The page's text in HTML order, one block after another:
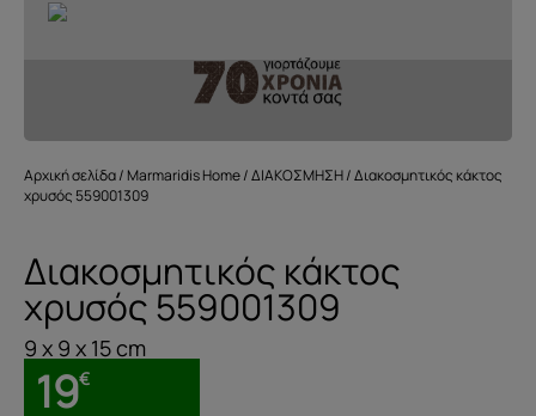
Αρχική σελίδα/ Marmaridis Home/ΔΙΑΚΟΣΜΗΣΗ/ Διακοσμητικός κάκτος
χρυσός 559001309
Διακοσμητικός κάκτος
χρυσός 559001309
9 x 9 x 15 cm
19€